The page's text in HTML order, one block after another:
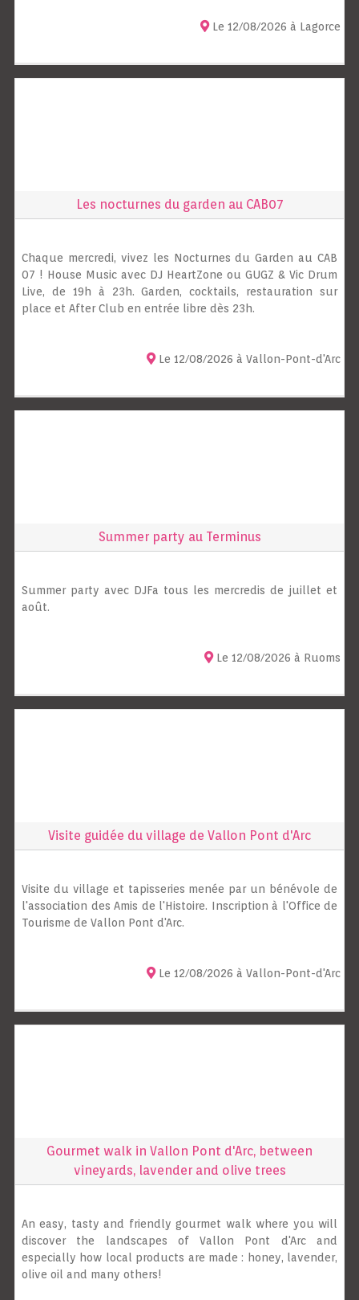
Le 12/08/2026 à Lagorce
Les nocturnes du garden au CAB07
Chaque mercredi, vivez les Nocturnes du Garden au CAB
07 ! House Music avec DJ HeartZone ou GUGZ & Vic Drum
Live, de 19h à 23h. Garden, cocktails, restauration sur
place et After Club en entrée libre dès 23h.
Le 12/08/2026 à Vallon-Pont-d'Arc
Summer party au Terminus
Summer party avec DJFa tous les mercredis de juillet et
août.
Le 12/08/2026 à Ruoms
Visite guidée du village de Vallon Pont d'Arc
Visite du village et tapisseries menée par un bénévole de
l'association des Amis de l'Histoire. Inscription à l'Office de
Tourisme de Vallon Pont d'Arc.
Le 12/08/2026 à Vallon-Pont-d'Arc
Gourmet walk in Vallon Pont d'Arc, between
vineyards, lavender and olive trees
An easy, tasty and friendly gourmet walk where you will
discover the landscapes of Vallon Pont d'Arc and
especially how local products are made : honey, lavender,
olive oil and many others!